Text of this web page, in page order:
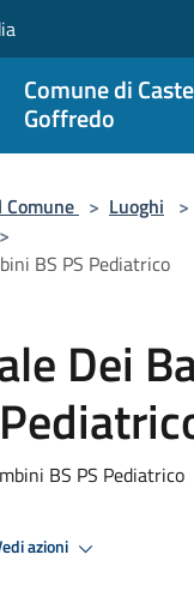
Comune di
Goffredo
> Luoghi >
>
BS PS Pediatrico
Dei
BS PS Pediatrico
azioni